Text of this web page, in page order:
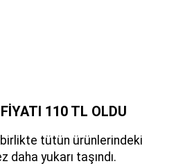
110 TL OLDU
tütün ürünlerindeki
daha yukarı taşındı.